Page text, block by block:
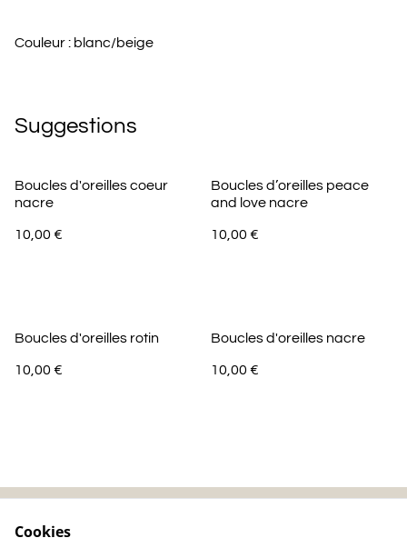
Couleur : blanc/beige
Suggestions
Boucles d'oreilles coeur
nacre
10,00 €
Boucles d’oreilles peace
and love nacre
10,00 €
Boucles d'oreilles rotin
10,00 €
Boucles d'oreilles nacre
10,00 €
Cookies